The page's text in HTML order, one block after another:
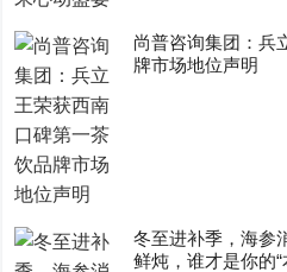
尚普咨询集团：兵
牌市场地位声明
冬至进补季，海参
鲜炖，谁才是你的“